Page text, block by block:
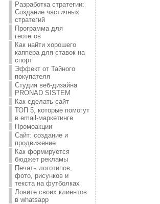
Разработка стратегии:
Создание частичных
стратегий
Программа для
геотегов
Как найти хорошего
каппера для ставок на
спорт
Эффект от Тайного
покупателя
Студия веб-дизайна
PRONAD SISTEM
Как сделать сайт
ТОП 5, которые помогут
в email-маркетинге
Промоакции
Сайт: создание и
продвижение
Как формируется
бюджет рекламы
Печать логотипов,
фото, рисунков и
текста на футболках
Ловите своих клиентов
в whatsapp